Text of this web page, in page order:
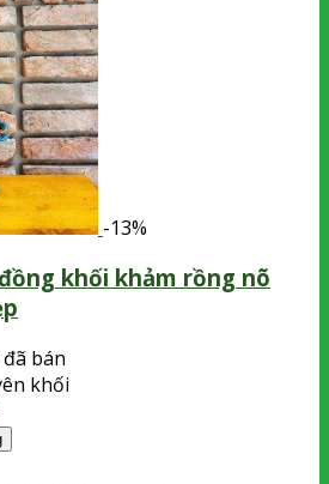
-13%
khối khảm rồng nõ
đã bán
khối